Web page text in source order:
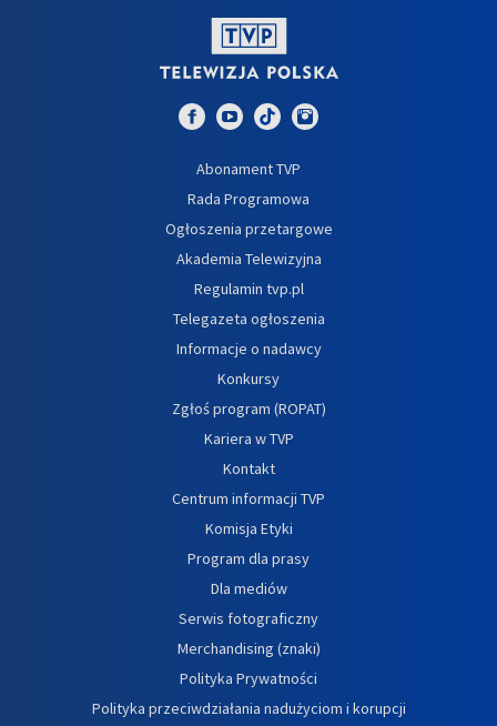
Abonament TVP
Rada Programowa
Ogłoszenia przetargowe
Akademia Telewizyjna
Regulamin tvp.pl
Telegazeta ogłoszenia
Informacje o nadawcy
Konkursy
Zgłoś program (ROPAT)
Kariera w TVP
Kontakt
Centrum informacji TVP
Komisja Etyki
Program dla prasy
Dla mediów
Serwis fotograficzny
Merchandising (znaki)
Polityka Prywatności
Polityka przeciwdziałania nadużyciom i korupcji